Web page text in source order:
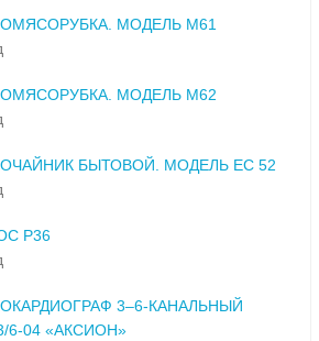
МОДЕЛЬ М61
МОДЕЛЬ М62
БЫТОВОЙ. МОДЕЛЬ ЕС 52
Р36
3–6-КАНАЛЬНЫЙ
6-04 «АКСИОН»